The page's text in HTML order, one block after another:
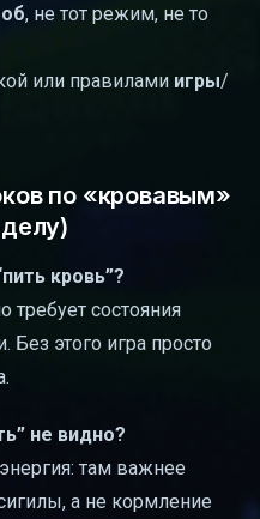
, не тот режим, не то
или правилами игры/
по «кровавым»
кровь”?
требует состояния
этого игра просто
не видно?
там важнее
а не кормление